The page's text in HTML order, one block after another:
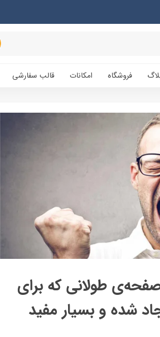
فروشگاه امکانات قالب سفارشی
طولانی که برای
شده و بسیار مفید